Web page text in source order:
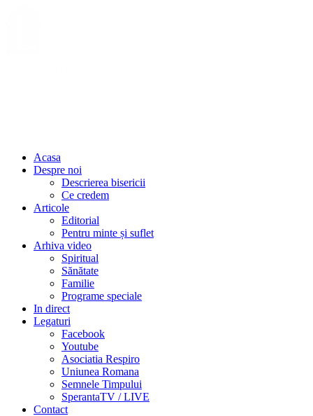
Acasa
Despre noi
Descrierea bisericii
Ce credem
Articole
Editorial
Pentru minte și suflet
Arhiva video
Spiritual
Sănătate
Familie
Programe speciale
In direct
Legaturi
Facebook
Youtube
Asociatia Respiro
Uniunea Romana
Semnele Timpului
SperantaTV / LIVE
Contact